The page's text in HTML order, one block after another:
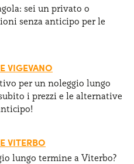
sei un privato o
senza anticipo per le
VIGEVANO
per un noleggio lungo
i prezzi e le alternative
VITERBO
lungo termine a Viterbo?